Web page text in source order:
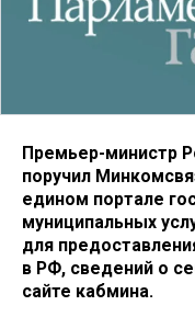
Премьер-министр
поручил
едином портале
муниципальных
для
в РФ, сведений о
сайте кабмина.